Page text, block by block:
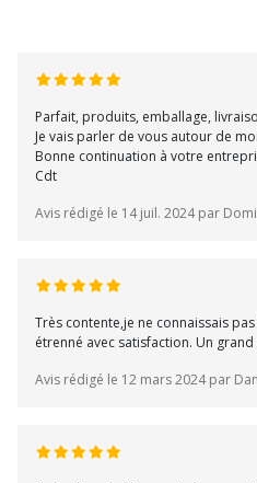
Parfait, produits, emballage,
Je vais parler de vous autour de
Bonne continuation à votre
Cdt
Avis rédigé le 14 juil. 2024 par
Très contente,je ne connaissais
étrenné avec satisfaction. Un
Avis rédigé le 12 mars 2024 par